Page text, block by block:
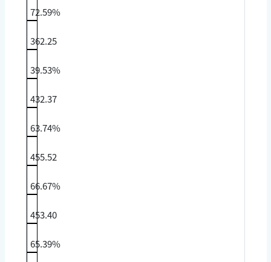
72.59%
362.25
39.53%
432.37
63.74%
455.52
66.67%
453.40
65.39%